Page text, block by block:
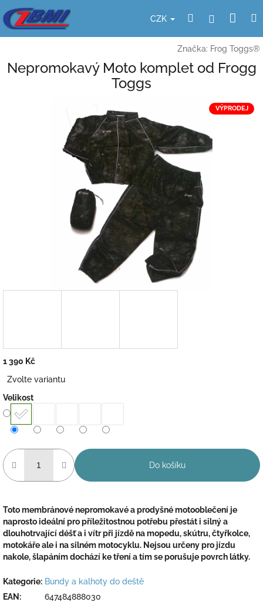
na
obsah
CZK HledatPřihlášení
Značka: Frog Toggs®
Nepromokavý Moto komplet od Frogg
Toggs
VÝPRODEJ
1 390 Kč
cena:
Zvolte variantu
Velikost
Do košíku
Toto membránové nepromokavé a prodyšné motooblečení je
naprosto ideální pro příležitostnou potřebu přestát i silný a
dlouhotrvající déšť a i vítr při jízdě na mopedu, skútru, čtyřkolce,
motokáře ale i na silném motocyklu. Nejsou určeny pro jízdu
nakole, šlapáním dochází ke tření a tím se porušuje povrch látky.
Kategorie: Bundy a kalhoty do deště
EAN : 647484888030